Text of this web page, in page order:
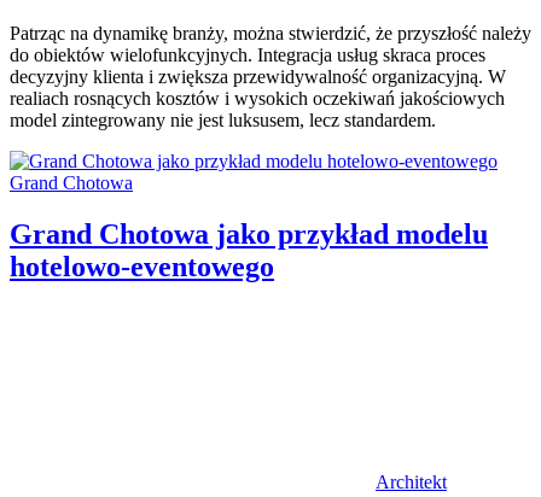
Patrząc na dynamikę branży, można stwierdzić, że przyszłość należy
do obiektów wielofunkcyjnych. Integracja usług skraca proces
decyzyjny klienta i zwiększa przewidywalność organizacyjną. W
realiach rosnących kosztów i wysokich oczekiwań jakościowych
model zintegrowany nie jest luksusem, lecz standardem.
Categories:
Grand Chotowa
Grand Chotowa jako przykład modelu
hotelowo-eventowego
Architekt